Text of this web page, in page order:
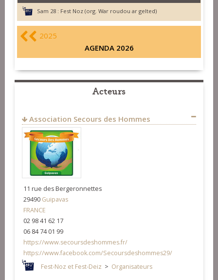
Sam 28 : Fest Noz (org. War roudou ar gelted)
2025
AGENDA 2026
Acteurs
Association Secours des Hommes
11 rue des Bergeronnettes
29490 Guipavas
FRANCE
02 98 41 62 17
06 84 74 01 99
https://www.secoursdeshommes.fr/
https://www.facebook.com/Secoursdeshommes29/
Fest-Noz et Fest-Deiz > Organisateurs